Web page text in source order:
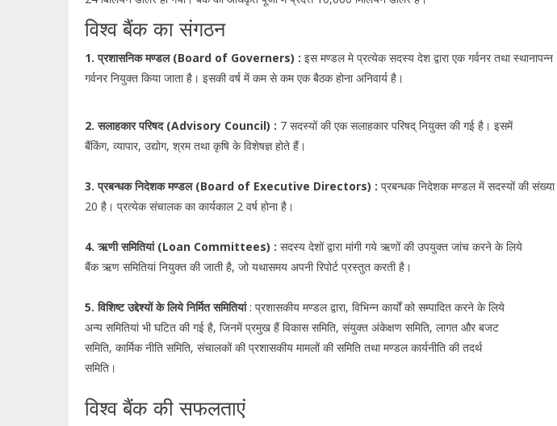
विश्व बैंक का संगठन
1. प्रशासनिक मण्डल (Board of Governers) : इस मण्डल मे प्रत्येक सदस्य देश द्वारा एक गर्वनर तथा स्थानापन्न
गर्वनर नियुक्त किया जाता है। इसकी वर्ष में कम से कम एक बैठक होना अनिवार्य है।
2. सलाहकार परिषद (Advisory Council) : 7 सदस्यों की एक सलाहकार परिषद् नियुक्त की गई है। इसमें
बैंकिंग, व्यापार, उद्योग, श्रम तथा कृषि के विशेषज्ञ होते हैं।
3. प्रबन्धक निदेशक मण्डल (Board of Executive Directors) : प्रबन्धक निदेशक मण्डल में सदस्यों की संख्या
20 है। प्रत्येक संचालक का कार्यकाल 2 वर्ष होना है।
4. ऋणी समितियां (Loan Committees) : सदस्य देशों द्वारा मांगी गये ऋणों की उपयुक्त जांच करने के लिये
बैंक ऋण समितियां नियुक्त की जाती है, जो यथासमय अपनी रिपोर्ट प्रस्तुत करती है।
5. विशिष्ट उद्देश्यों के लिये निर्मित समितियां : प्रशासकीय मण्डल द्वारा, विभिन्न कार्यों को सम्पादित करने के लिये
अन्य समितियां भी घटित की गई है, जिनमें प्रमुख हैं विकास समिति, संयुक्त अंकेक्षण समिति, लागत और बजट
समिति, कार्मिक नीति समिति, संचालकों की प्रशासकीय मामलों की समिति तथा मण्डल कार्यनीति की तदर्थ
समिति।
विश्व बैंक की सफलताएं